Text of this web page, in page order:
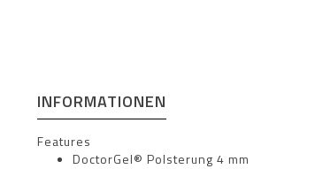
INFORMATIONEN
Features
DoctorGel® Polsterung 4 mm